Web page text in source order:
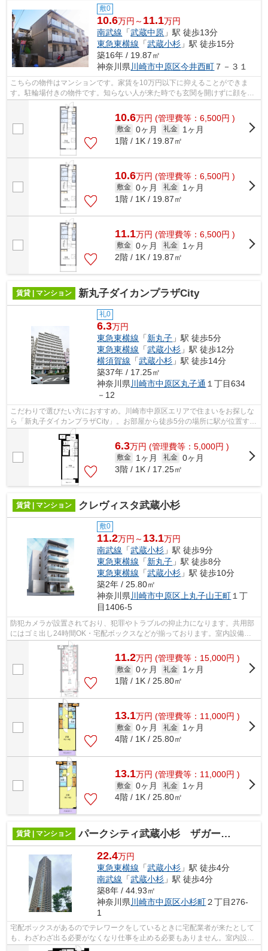
敷0
10.6万円～ 11.1万円
南武線 「武蔵中原 」駅 徒歩13分
東急東横線 「武蔵小杉 」駅 徒歩15分
築16年 / 19.87㎡
神奈川県 川崎市中原区今井西町 ７－３１
こちらの物件はマンションです。家賃を10万円以下に抑えることができま
す。駐輪場付きの物件です。知らない人が来た時でも玄関を開けずに顔を確
認できるモニター付きインターホンが付...
10.6万円 (管理費等：6,500円 )
敷金 0ヶ月 礼金
1ヶ月
1階 / 1K / 19.87㎡
10.6万円 (管理費等：6,500円 )
敷金 0ヶ月 礼金
1ヶ月
1階 / 1K / 19.87㎡
11.1万円 (管理費等：6,500円 )
敷金 0ヶ月 礼金
1ヶ月
2階 / 1K / 19.87㎡
賃貸 | マンション 新丸子ダイカンプラザCity
礼0
6.3万円
東急東横線 「新丸子 」駅 徒歩5分
東急東横線 「武蔵小杉 」駅 徒歩12分
横須賀線 「武蔵小杉 」駅 徒歩14分
築37年 / 17.25㎡
神奈川県 川崎市中原区丸子通 １丁目634
－12
こだわりで選びたい方におすすめ。川崎市中原区エリアで住まいをお探しな
ら「新丸子ダイカンプラザCity」。お部屋から徒歩5分の場所に駅が位置する
ので、毎日の移動時間を削減できます...
6.3万円 (管理費等：5,000円 )
敷金 1ヶ月 礼金 0ヶ月
3階 / 1K / 17.25㎡
賃貸 | マンション クレヴィスタ武蔵小杉
敷0
11.2万円～ 13.1万円
南武線 「武蔵小杉 」駅 徒歩9分
東急東横線 「新丸子 」駅 徒歩8分
東急東横線 「武蔵小杉 」駅 徒歩10分
築2年 / 25.80㎡
神奈川県 川崎市中原区 上丸子山王町 １丁
目1406-5
防犯カメラが設置されており、犯罪やトラブルの抑止力になります。共用部
にはゴミ出し24時間OK・宅配ボックスなどが揃っております。室内設備は
浴室乾燥機・洗面所独立など充実した設...
11.2万円 (管理費等：15,000円 )
敷金 0ヶ月 礼金
1ヶ月
1階 / 1K / 25.80㎡
13.1万円 (管理費等：11,000円 )
敷金 0ヶ月 礼金
1ヶ月
4階 / 1K / 25.80㎡
13.1万円 (管理費等：11,000円 )
敷金 0ヶ月 礼金
1ヶ月
4階 / 1K / 25.80㎡
賃貸 | マンション パークシティ武蔵小杉 ザガーデンタワーズイースト
22.4万円
東急東横線 「武蔵小杉 」駅 徒歩4分
南武線 「武蔵小杉 」駅 徒歩4分
築8年 / 44.93㎡
神奈川県 川崎市中原区小杉町２丁目276-
1
宅配ボックスがあるのでテレワークをしているときに宅配業者が来たとして
も、わざわざ出る必要がなくなり仕事を止める必要もありません。室内設備
は浴室乾燥機・洗面所独立などが揃っ...